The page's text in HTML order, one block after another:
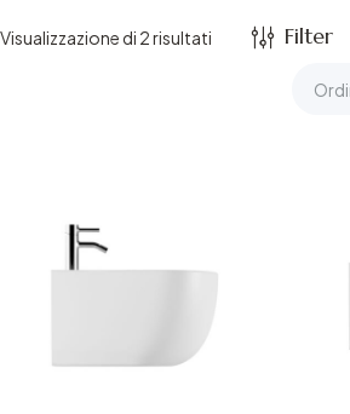
Visualizzazione di 2 risultati Filter